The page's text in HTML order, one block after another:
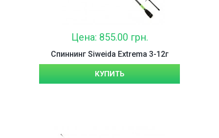
Цена: 855.00 грн.
Спиннинг Siweida Extrema 3-12г
КУПИТЬ